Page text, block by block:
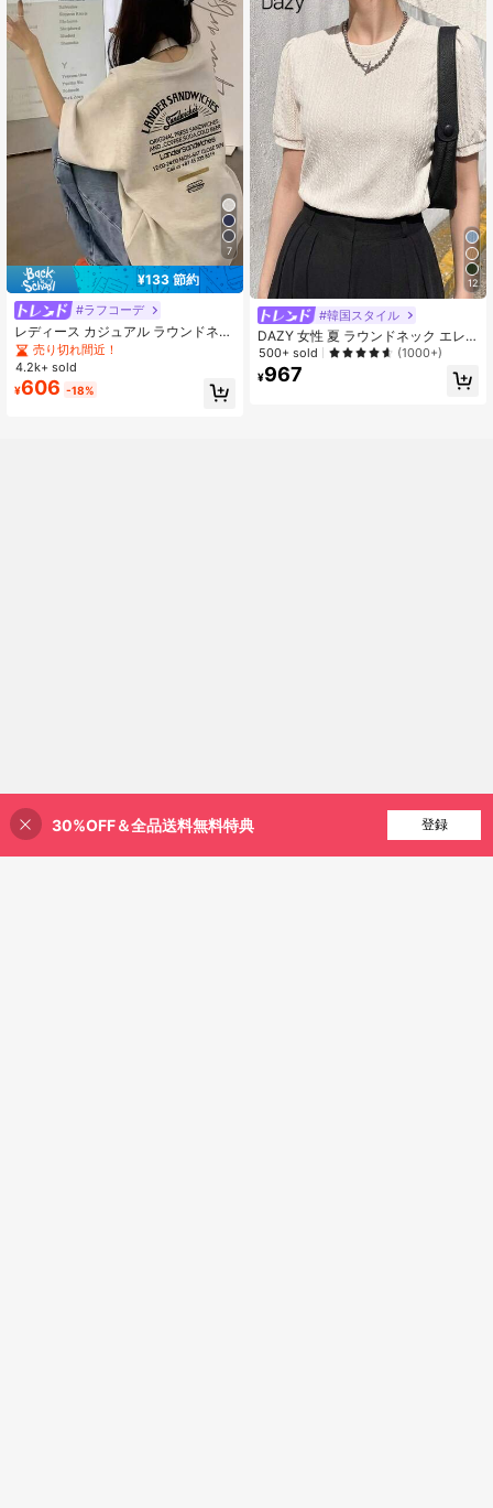
7
¥133 節約
#ラフコーデ
レディース カジュアル ラウンドネッ
ク ルーズフィット レター&カートゥ
ーン フード プリント 半袖Tシャツ、
和風、春夏
売り切れ間近！
4.2k+ sold
¥606 -18%
12
#韓国スタイル
DAZY 女性 夏 ラウンドネック エレ
ガント 通勤 多用途 ルーズ トップス
カジュアル 半袖 Tシャツ
500+ sold (1000+)
¥967
20% 割引！ 買い物かごに追加
30%OFF＆全品送料無料特典 登録